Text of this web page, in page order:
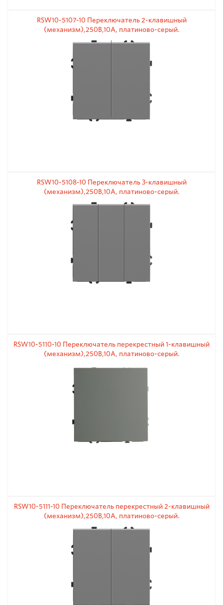
RSW10-5107-10 Переключатель 2-клавишный
(механизм),250В,10А, платиново-серый.
RSW10-5108-10 Переключатель 3-клавишный
(механизм),250В,10А, платиново-серый.
RSW10-5110-10 Переключатель перекрестный 1-клавишный
(механизм),250В,10А, платиново-серый.
RSW10-5111-10 Переключатель перекрестный 2-клавишный
(механизм),250В,10А, платиново-серый.